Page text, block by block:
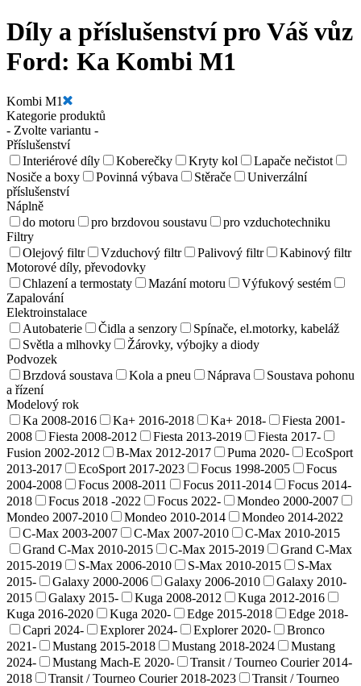
Díly a příslušenství pro Váš vůz
Ford: Ka Kombi M1
Kombi M1
Kategorie produktů
- Zvolte variantu -
Příslušenství
Interiérové díly
Koberečky Kryty kol
Lapače nečistot
Nosiče a boxy
Povinná výbava Stěrače
Univerzální
příslušenství
Náplně
do motoru
pro brzdovou soustavu
pro vzduchotechniku
Filtry
Olejový filtr
Vzduchový filtr Palivový filtr
Kabinový filtr
Motorové díly, převodovky
Chlazení a termostaty
Mazání motoru
Výfukový sestém
Zapalování
Elektroinstalace
Autobaterie
Čidla a senzory
Spínače, el.motorky, kabeláž
Světla a mlhovky
Žárovky, výbojky a diody
Podvozek
Brzdová soustava
Kola a pneu Náprava
Soustava pohonu
a řízení
Modelový rok
Ka 2008-2016
Ka+ 2016-2018 Ka+ 2018-
Fiesta 2001-
2008
Fiesta 2008-2012 Fiesta 2013-2019
Fiesta 2017-
Fusion 2002-2012
B-Max 2012-2017 Puma 2020-
EcoSport
2013-2017
EcoSport 2017-2023 Focus 1998-2005
Focus
2004-2008
Focus 2008-2011 Focus 2011-2014
Focus 2014-
2018
Focus 2018 -2022 Focus 2022-
Mondeo 2000-2007
Mondeo 2007-2010
Mondeo 2010-2014
Mondeo 2014-2022
C-Max 2003-2007
C-Max 2007-2010
C-Max 2010-2015
Grand C-Max 2010-2015
C-Max 2015-2019
Grand C-Max
2015-2019
S-Max 2006-2010 S-Max 2010-2015
S-Max
2015-
Galaxy 2000-2006 Galaxy 2006-2010
Galaxy 2010-
2015
Galaxy 2015- Kuga 2008-2012
Kuga 2012-2016
Kuga 2016-2020
Kuga 2020- Edge 2015-2018
Edge 2018-
Capri 2024-
Explorer 2024- Explorer 2020-
Bronco
2021-
Mustang 2015-2018 Mustang 2018-2024
Mustang
2024-
Mustang Mach-E 2020-
Transit / Tourneo Courier 2014-
2018
Transit / Tourneo Courier 2018-2023
Transit / Tourneo